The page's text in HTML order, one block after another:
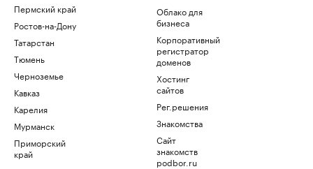
Пермский край
Ростов-на-Дону
Татарстан
Тюмень
Черноземье
Кавказ
Карелия
Мурманск
Приморский
край
Облако для
бизнеса
Корпоративный
регистратор
доменов
Хостинг
сайтов
Рег.решения
Знакомства
Сайт
знакомств
podbor.ru